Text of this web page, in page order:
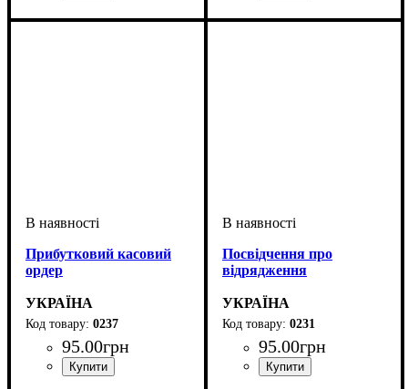
Прибутковий касовий
ордер
УКРАЇНА
0237
95.00грн
Посвідчення про
відрядження
УКРАЇНА
0231
95.00грн